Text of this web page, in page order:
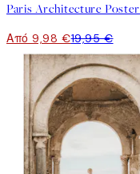
Paris Architecture Poster
Από 9,98 €19,95 €